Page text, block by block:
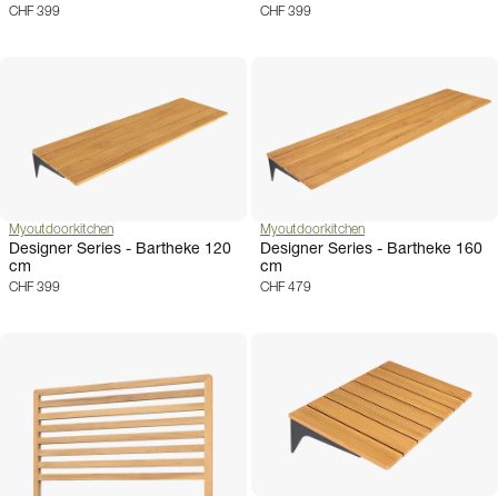
CHF 399 CHF 399
Myoutdoorkitchen
Designer Series - Bartheke 120
cm
CHF 399
Myoutdoorkitchen
Designer Series - Bartheke 160
cm
CHF 479